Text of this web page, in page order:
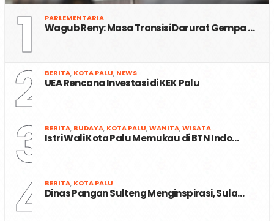
1 PARLEMENTARIA
Wagub Reny: Masa Transisi Darurat Gempa …
2 BERITA, KOTA PALU, NEWS
UEA Rencana Investasi di KEK Palu
3 BERITA, BUDAYA, KOTA PALU,WANITA,WISATA
Istri Wali Kota Palu Memukau di BTN Indo…
4 BERITA, KOTA PALU
Dinas Pangan Sulteng Menginspirasi, Sula…